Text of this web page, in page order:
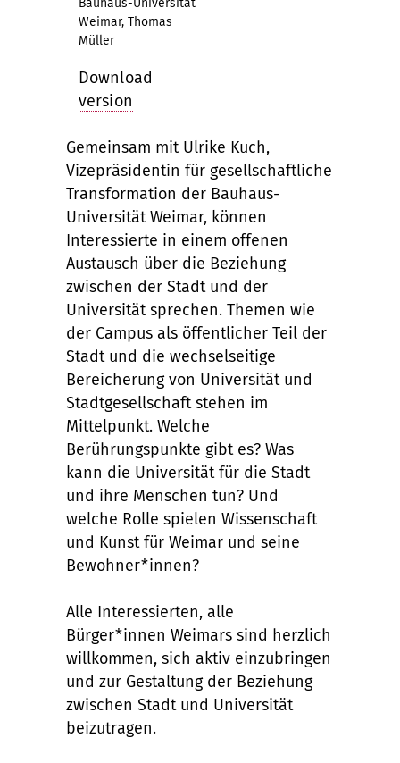
Weimar, Thomas
Müller
Download
version
Gemeinsam mit Ulrike Kuch,
Vizepräsidentin für gesellschaftliche
Transformation der Bauhaus-
Universität Weimar, können
Interessierte in einem offenen
Austausch über die Beziehung
zwischen der Stadt und der
Universität sprechen. Themen wie
der Campus als öffentlicher Teil der
Stadt und die wechselseitige
Bereicherung von Universität und
Stadtgesellschaft stehen im
Mittelpunkt. Welche
Berührungspunkte gibt es? Was
kann die Universität für die Stadt
und ihre Menschen tun? Und
welche Rolle spielen Wissenschaft
und Kunst für Weimar und seine
Bewohner*innen?
Alle Interessierten, alle
Bürger*innen Weimars sind herzlich
willkommen, sich aktiv einzubringen
und zur Gestaltung der Beziehung
zwischen Stadt und Universität
beizutragen.